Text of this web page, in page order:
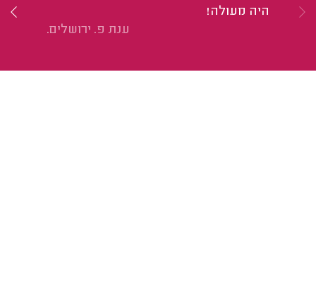
היה מעולה!
ענת פ. ירושלים.